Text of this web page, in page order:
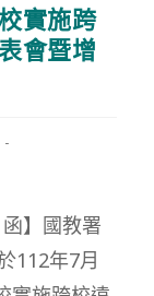
實施跨
會暨增
】國教署
112年7月